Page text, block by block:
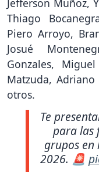
Jefferson Muñoz,
Thiago
Piero Arroyo,
Josué
Gonzales,
Matzuda,
otros.
Te
para las
grupos en
2026. 🚨